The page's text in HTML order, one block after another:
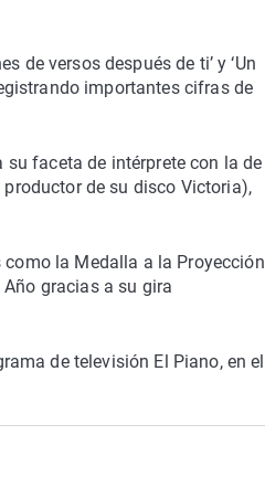
de versos después de ti’ y ‘Un
importantes cifras de
faceta de intérprete con la de
de su disco Victoria),
la Medalla a la Proyección
gracias a su gira
de televisión El Piano, en el